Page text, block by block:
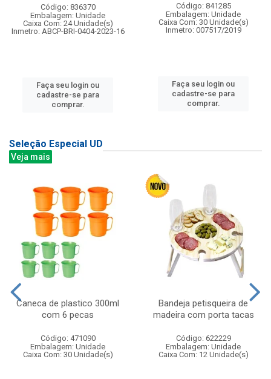
Código: 836370
Embalagem: Unidade
Caixa Com: 24 Unidade(s)
Inmetro: ABCP-BRI-0404-2023-16
Faça seu login ou
cadastre-se para
comprar.
Código: 841285
Embalagem: Unidade
Caixa Com: 30 Unidade(s)
Inmetro: 007517/2019
Faça seu login ou
cadastre-se para
comprar.
Seleção Especial UD
Veja mais
Caneca de plastico 300ml
com 6 pecas
Código: 471090
Embalagem: Unidade
Caixa Com: 30 Unidade(s)
Bandeja petisqueira de
madeira com porta tacas
Código: 622229
Embalagem: Unidade
Caixa Com: 12 Unidade(s)